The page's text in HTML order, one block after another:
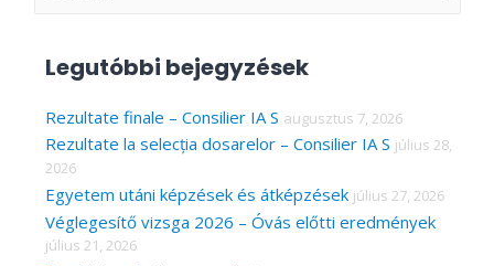
c
h
f
r
Legutóbbi bejegyzések
Rezultate finale – Consilier IA S augusztus 7, 2026
Rezultate la selecția dosarelor – Consilier IA S július 28,
2026
Egyetem utáni képzések és átképzések július 27, 2026
Véglegesítő vizsga 2026 – Óvás előtti eredmények
július 21, 2026